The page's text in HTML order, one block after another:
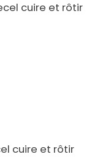
cuire et rôtir
cuire et rôtir